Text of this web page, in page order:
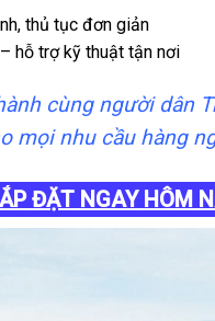
thủ tục đơn giản
hỗ trợ kỹ thuật tận nơi
cùng người dân
mọi nhu cầu hàng
ĐẶT NGAY HÔM